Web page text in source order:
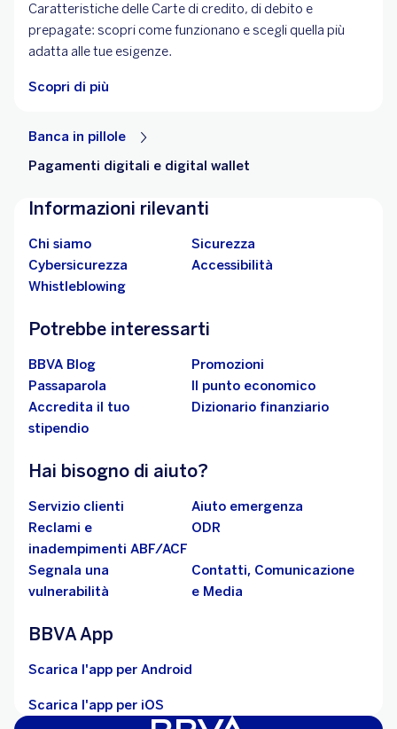
Caratteristiche delle Carte di credito, di debito e
prepagate: scopri come funzionano e scegli quella più
adatta alle tue esigenze.
Scopri di più
Banca in pillole
Pagamenti digitali e digital wallet
Informazioni rilevanti
Chi siamo
Sicurezza
Cybersicurezza
Accessibilità
Whistleblowing
Potrebbe interessarti
BBVA Blog
Promozioni
Passaparola
Il punto economico
Accredita il tuo
stipendio
Dizionario finanziario
Hai bisogno di aiuto?
Servizio clienti
Aiuto emergenza
Reclami e
inadempimenti ABF/ACF
ODR
Segnala una
vulnerabilità
Contatti, Comunicazione
e Media
BBVA App
Scarica l'app per Android
Scarica l'app per iOS